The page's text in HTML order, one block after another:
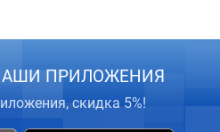
ПРИЛОЖЕНИЯ
скидка 5%!